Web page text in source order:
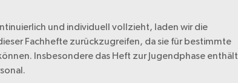
und individuell vollzieht, laden wir die
Fachhefte zurückzugreifen, da sie für bestimmte
Insbesondere das Heft zur Jugendphase enthält